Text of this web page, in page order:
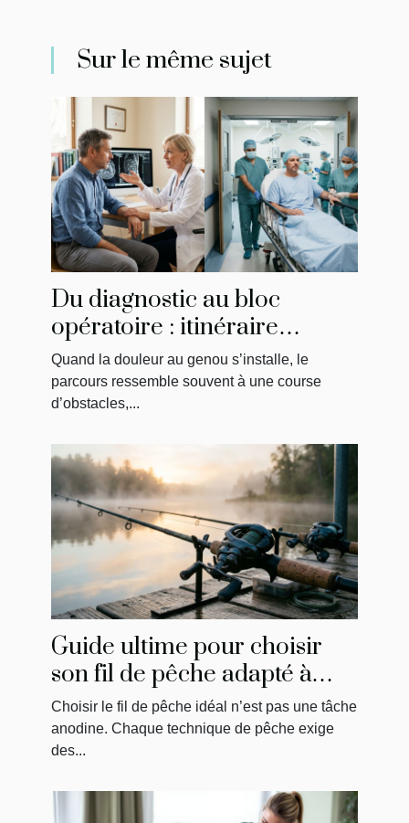
Sur le même sujet
Du diagnostic au bloc
opératoire : itinéraire
singulier d’un patient
Quand la douleur au genou s’installe, le
parcours ressemble souvent à une course
d’obstacles,...
Guide ultime pour choisir
son fil de pêche adapté à
chaque technique
Choisir le fil de pêche idéal n’est pas une tâche
anodine. Chaque technique de pêche exige
des...